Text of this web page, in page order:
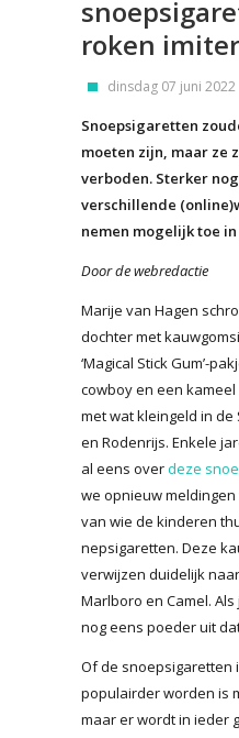
roken
dinsdag 07 juni 2022
Snoepsigaretten
moeten zijn, maar ze
verboden. Sterker
verschillende
nemen mogelijk toe
Door de webredactie
Marije van Hagen
dochter met
‘Magical Stick Gum’-
cowboy en een
met wat kleingeld in
en Rodenrijs. Enkele
al eens overdeze
we opnieuw
van wie de kinderen
nepsigaretten. Deze
verwijzen duidelijk
Marlboro en Camel.
nog eens poeder uit
Of de snoepsigaretten
populairder worden is
maar er wordt in ieder